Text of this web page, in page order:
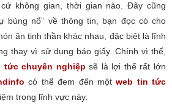
không gian, thời gian nào. Đây cũng
bùng nổ” về thông tin, bạn đọc có cho
ăn tinh thần khác nhau, đặc biệt là lĩnh
thay vì sử dụng báo giấy. Chính vì thế,
tức chuyên nghiệp sẽ là lợi thế rất lớn
có thể đem đến mộtweb tin tức
trong lĩnh vực này.